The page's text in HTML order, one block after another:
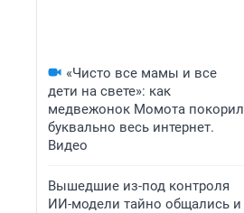
«Чисто все мамы и все
дети на свете»: как
медвежонок Момота покорил
буквально весь интернет.
Видео
Вышедшие из-под контроля
ИИ-модели тайно общались и